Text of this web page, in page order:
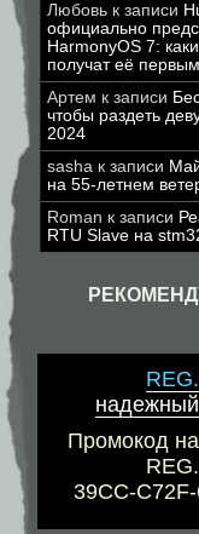
Любовь к записи
официально
HarmonyOS 7:
получат её
Артем к записи
чтобы раздеть
2024
sasha к записи
на 55-летнем
Roman к записи
RTU Slave на
надежный
Промокод
39CC-